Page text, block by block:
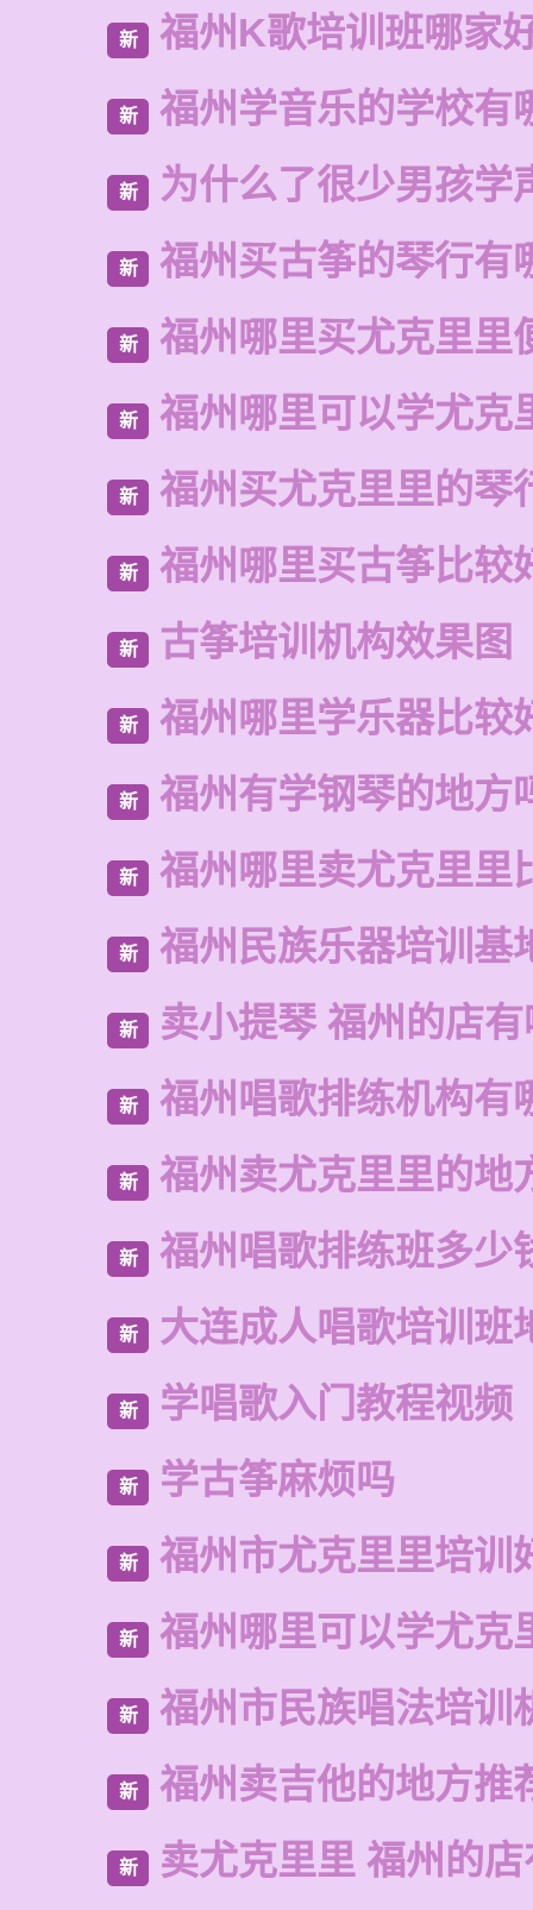
新 福州K歌培训班哪家
新 福州学音乐的学校有
新 为什么了很少男孩学
新 福州买古筝的琴行有
新 福州哪里买尤克里里
新 福州哪里可以学尤克
新 福州买尤克里里的琴
新 福州哪里买古筝比较
新 古筝培训机构效果图
新 福州哪里学乐器比较
新 福州有学钢琴的地方
新 福州哪里卖尤克里里
新 福州民族乐器培训基
新 卖小提琴 福州的店
新 福州唱歌排练机构有
新 福州卖尤克里里的地
新 福州唱歌排练班多少
新 大连成人唱歌培训班
新 学唱歌入门教程视频
新 学古筝麻烦吗
新 福州市尤克里里培训
新 福州哪里可以学尤克
新 福州市民族唱法培训
新 福州卖吉他的地方推
新 卖尤克里里 福州的